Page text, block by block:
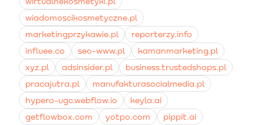
wiadomoscikosmetyczne.pl
marketingprzykawie.pl
reporterzy.info
influee.co
seo-www.pl
kamanmarketing.pl
xyz.pl
adsinsider.pl
business.trustedshops.pl
pracajutra.pl
manufakturasocialmedia.pl
hypero-ugc.webflow.io
keyla.ai
getflowbox.com
yotpo.com
pippit.ai